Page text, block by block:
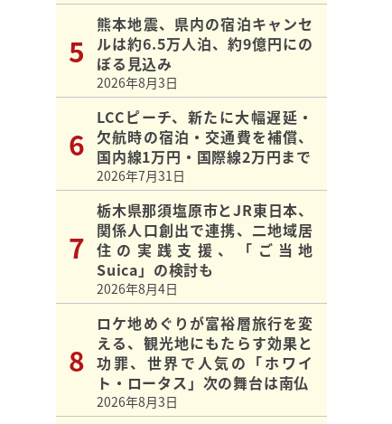
熊本地震、県内の宿泊キャンセ
ルは約6.5万人泊、約9億円にの
ぼる見込み
2026年8月3日
LCCピーチ、新たに大幅遅延・
欠航時の宿泊・交通費を補償、
国内線1万円・国際線2万円まで
2026年7月31日
栃木県那須塩原市とJR東日本、
関係人口創出で連携、二地域居
住の実践支援、「ご当地
Suica」の検討も
2026年8月4日
ロケ地めぐりが富裕層旅行を変
える、観光地にもたらす効果と
功罪、世界で人気の「ホワイ
ト・ロータス」次の舞台は南仏
2026年8月3日